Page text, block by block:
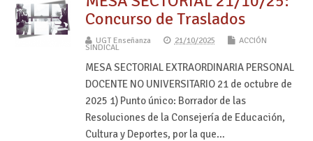
Concurso de Traslados
UGT Enseñanza 21/10/2025 ACCIÓN
SINDICAL
MESA SECTORIAL EXTRAORDINARIA PERSONAL
DOCENTE NO UNIVERSITARIO 21 de octubre de
2025 1) Punto único: Borrador de las
Resoluciones de la Consejería de Educación,
Cultura y Deportes, por la que…